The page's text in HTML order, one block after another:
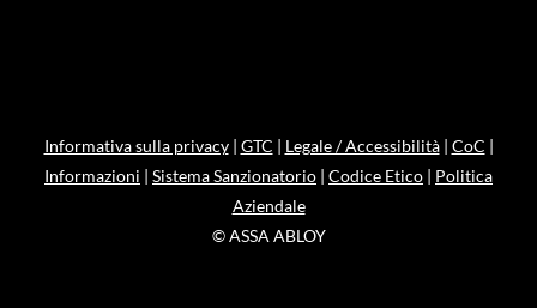
Informativa sulla privacy| GTC | Legale / Accessibilità| CoC |
Informazioni | Sistema Sanzionatorio | Codice Etico | Politica
Aziendale
© ASSA ABLOY